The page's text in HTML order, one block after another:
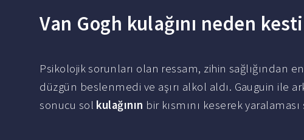
Van Gogh kulağını neden
Psikolojik sorunları olan ressam, zihin sağlığından
düzgün beslenmedi ve aşırı alkol aldı. Gauguin ile
sonucu sol kulağının bir kısmını keserek